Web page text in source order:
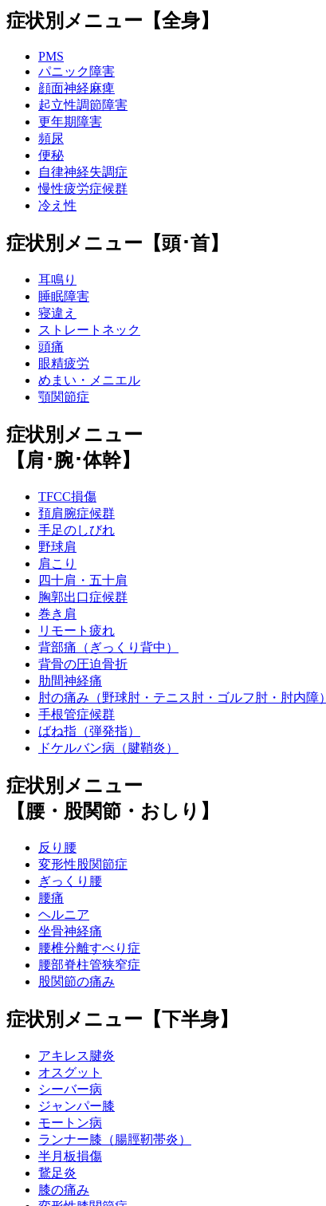
症状別メニュー【全身】
PMS
パニック障害
顔面神経麻痺
起立性調節障害
更年期障害
頻尿
便秘
自律神経失調症
慢性疲労症候群
冷え性
症状別メニュー【頭･首】
耳鳴り
睡眠障害
寝違え
ストレートネック
頭痛
眼精疲労
めまい・メニエル
顎関節症
症状別メニュー
【肩･腕･体幹】
TFCC損傷
頚肩腕症候群
手足のしびれ
野球肩
肩こり
四十肩・五十肩
胸郭出口症候群
巻き肩
リモート疲れ
背部痛（ぎっくり背中）
背骨の圧迫骨折
肋間神経痛
肘の痛み（野球肘・テニス肘・ゴルフ肘・肘内障）
手根管症候群
ばね指（弾発指）
ドケルバン病（腱鞘炎）
症状別メニュー
【腰・股関節・おしり】
反り腰
変形性股関節症
ぎっくり腰
腰痛
ヘルニア
坐骨神経痛
腰椎分離すべり症
腰部脊柱管狭窄症
股関節の痛み
症状別メニュー【下半身】
アキレス腱炎
オスグット
シーバー病
ジャンパー膝
モートン病
ランナー膝（腸脛靭帯炎）
半月板損傷
鵞足炎
膝の痛み